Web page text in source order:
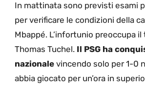
In mattinata sono previsti esami
per verificare le condizioni della
Mbappé. L’infortunio preoccupa il
Thomas Tuchel. Il PSG ha
nazionale vincendo solo per 1-0
abbia giocato per un’ora in